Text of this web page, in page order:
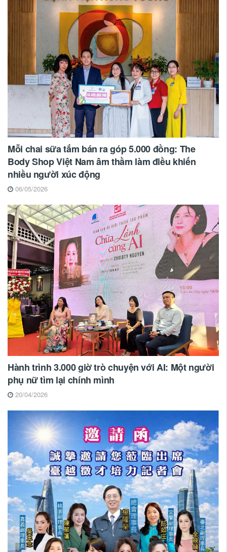
Mỗi chai sữa tắm bán ra góp 5.000 đồng: The
Body Shop Việt Nam âm thầm làm điều khiến
nhiều người xúc động
06/05/2026
Hành trình 3.000 giờ trò chuyện với AI: Một người
phụ nữ tìm lại chính mình
20/04/2026